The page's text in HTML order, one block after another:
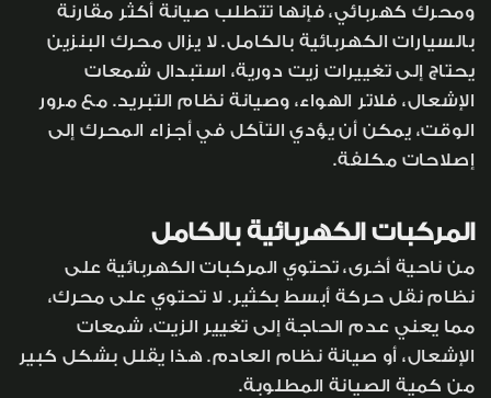
ومحرك كهربائي، فإنها تتطلب صيانة أكثر مقارنة
بالسيارات الكهربائية بالكامل. لا يزال محرك البنزين
يحتاج إلى تغييرات زيت دورية، استبدال شمعات
الإشعال، فلاتر الهواء، وصيانة نظام التبريد. مع مرور
الوقت، يمكن أن يؤدي التآكل في أجزاء المحرك إلى
إصلاحات مكلفة.
المركبات الكهربائية بالكامل
من ناحية أخرى، تحتوي المركبات الكهربائية على
نظام نقل حركة أبسط بكثير. لا تحتوي على محرك،
مما يعني عدم الحاجة إلى تغيير الزيت، شمعات
الإشعال، أو صيانة نظام العادم. هذا يقلل بشكل كبير
من كمية الصيانة المطلوبة.